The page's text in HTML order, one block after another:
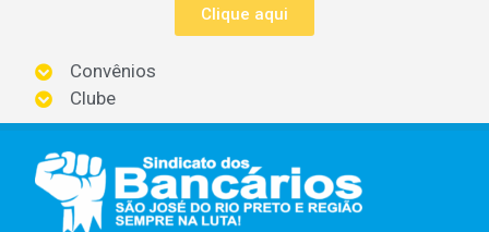
Clique aqui
Convênios
Clube